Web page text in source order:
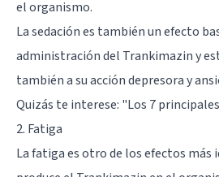
el organismo.
La sedación es también un efecto
administración del Trankimazin y
también a su acción depresora y
Quizás te interese: "Los 7
2. Fatiga
La fatiga es otro de los efectos más